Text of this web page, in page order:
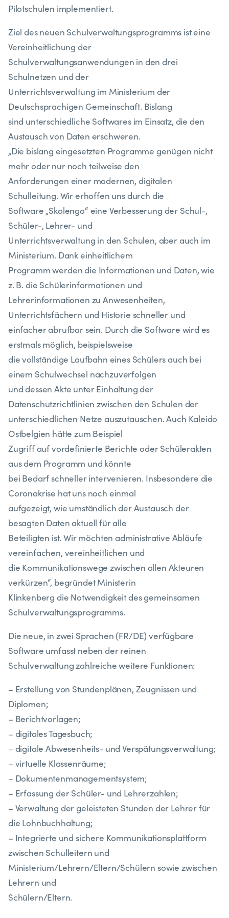
Pilotschulen implementiert.
Ziel des neuen Schulverwaltungsprogramms ist eine
Vereinheitlichung der
Schulverwaltungsanwendungen in den drei
Schulnetzen und der
Unterrichtsverwaltung im Ministerium der
Deutschsprachigen Gemeinschaft. Bislang
sind unterschiedliche Softwares im Einsatz, die den
Austausch von Daten erschweren.
„Die bislang eingesetzten Programme genügen nicht
mehr oder nur noch teilweise den
Anforderungen einer modernen, digitalen
Schulleitung. Wir erhoffen uns durch die
Software „Skolengo“ eine Verbesserung der Schul-,
Schüler-, Lehrer- und
Unterrichtsverwaltung in den Schulen, aber auch im
Ministerium. Dank einheitlichem
Programm werden die Informationen und Daten, wie
z. B. die Schülerinformationen und
Lehrerinformationen zu Anwesenheiten,
Unterrichtsfächern und Historie schneller und
einfacher abrufbar sein. Durch die Software wird es
erstmals möglich, beispielsweise
die vollständige Laufbahn eines Schülers auch bei
einem Schulwechsel nachzuverfolgen
und dessen Akte unter Einhaltung der
Datenschutzrichtlinien zwischen den Schulen der
unterschiedlichen Netze auszutauschen. Auch Kaleido
Ostbelgien hätte zum Beispiel
Zugriff auf vordefinierte Berichte oder Schülerakten
aus dem Programm und könnte
bei Bedarf schneller intervenieren. Insbesondere die
Coronakrise hat uns noch einmal
aufgezeigt, wie umständlich der Austausch der
besagten Daten aktuell für alle
Beteiligten ist. Wir möchten administrative Abläufe
vereinfachen, vereinheitlichen und
die Kommunikationswege zwischen allen Akteuren
verkürzen“, begründet Ministerin
Klinkenberg die Notwendigkeit des gemeinsamen
Schulverwaltungsprogramms.
Die neue, in zwei Sprachen (FR/DE) verfügbare
Software umfasst neben der reinen
Schulverwaltung zahlreiche weitere Funktionen:
– Erstellung von Stundenplänen, Zeugnissen und
Diplomen;
– Berichtvorlagen;
– digitales Tagesbuch;
– digitale Abwesenheits- und Verspätungsverwaltung;
– virtuelle Klassenräume;
– Dokumentenmanagementsystem;
– Erfassung der Schüler- und Lehrerzahlen;
– Verwaltung der geleisteten Stunden der Lehrer für
die Lohnbuchhaltung;
– Integrierte und sichere Kommunikationsplattform
zwischen Schulleitern und
Ministerium/Lehrern/Eltern/Schülern sowie zwischen
Lehrern und
Schülern/Eltern.